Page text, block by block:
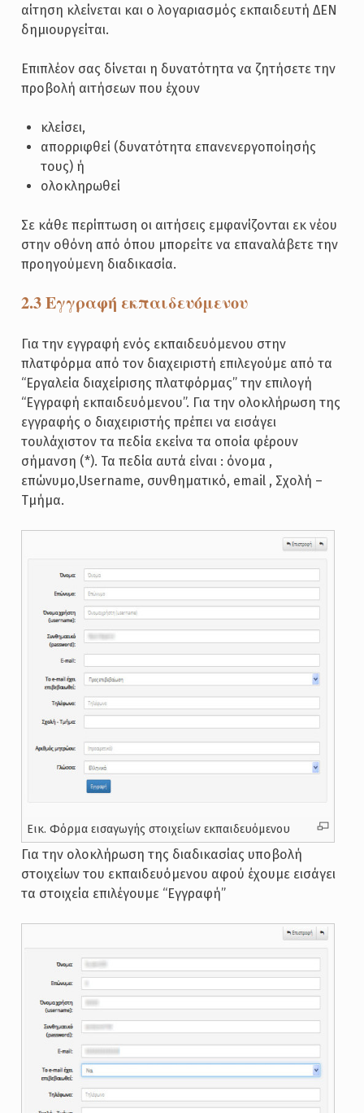
αίτηση κλείνεται και ο λογαριασμός εκπαιδευτή ΔΕΝ
δημιουργείται.
Επιπλέον σας δίνεται η δυνατότητα να ζητήσετε την
προβολή αιτήσεων που έχουν
κλείσει,
απορριφθεί (δυνατότητα επανενεργοποίησής
τους) ή
ολοκληρωθεί
Σε κάθε περίπτωση οι αιτήσεις εμφανίζονται εκ νέου
στην οθόνη από όπου μπορείτε να επαναλάβετε την
προηγούμενη διαδικασία.
2.3 Εγγραφή εκπαιδευόμενου
Για την εγγραφή ενός εκπαιδευόμενου στην
πλατφόρμα από τον διαχειριστή επιλεγούμε από τα
“Εργαλεία διαχείρισης πλατφόρμας” την επιλογή
“Εγγραφή εκπαιδευόμενου”. Για την ολοκλήρωση της
εγγραφής ο διαχειριστής πρέπει να εισάγει
τουλάχιστον τα πεδία εκείνα τα οποία φέρουν
σήμανση (*). Τα πεδία αυτά είναι : όνομα ,
επώνυμο,Username, συνθηματικό, email , Σχολή –
Τμήμα.
Εικ. Φόρμα εισαγωγής στοιχείων εκπαιδευόμενου
Για την ολοκλήρωση της διαδικασίας υποβολή
στοιχείων του εκπαιδευόμενου αφού έχουμε εισάγει
τα στοιχεία επιλέγουμε “Εγγραφή”